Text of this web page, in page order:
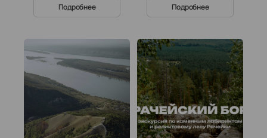
Подробнее Подробнее